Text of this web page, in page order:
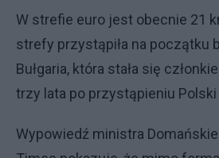
W strefie euro jest obecnie 21
strefy przystąpiła na początku
Bułgaria, która stała się
trzy lata po przystąpieniu
Wypowiedź ministra